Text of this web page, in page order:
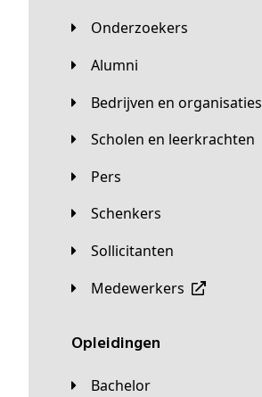
Onderzoekers
Alumni
Bedrijven en organisaties
Scholen en leerkrachten
Pers
Schenkers
Sollicitanten
Medewerkers
Opleidingen
Bachelor